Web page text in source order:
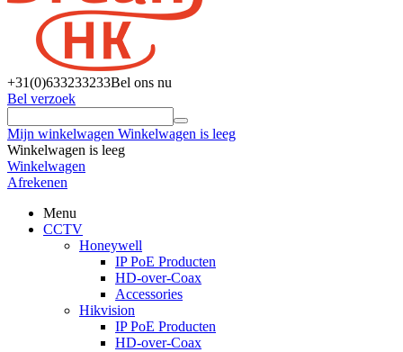
+31(0)633233233Bel ons nu
Bel verzoek
Mijn winkelwagen Winkelwagen is leeg
Winkelwagen is leeg
Winkelwagen
Afrekenen
Menu
CCTV
Honeywell
IP PoE Producten
HD-over-Coax
Accessories
Hikvision
IP PoE Producten
HD-over-Coax